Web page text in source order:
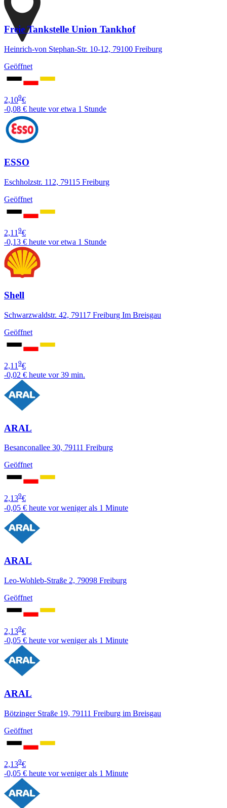
Freie Tankstelle Union Tankhof
Heinrich-von Stephan-Str. 10-12, 79100 Freiburg
Geöffnet
2,109€
-0,08 € heute vor etwa 1 Stunde
ESSO
Eschholzstr. 112, 79115 Freiburg
Geöffnet
2,11 9€
-0,13 € heute vor etwa 1 Stunde
Shell
Schwarzwaldstr. 42, 79117 Freiburg Im Breisgau
Geöffnet
2,11 9€
-0,02 € heute vor 39 min.
ARAL
Besanconallee 30, 79111 Freiburg
Geöffnet
2,139€
-0,05 € heute vor weniger als 1 Minute
ARAL
Leo-Wohleb-Straße 2, 79098 Freiburg
Geöffnet
2,139€
-0,05 € heute vor weniger als 1 Minute
ARAL
Bötzinger Straße 19, 79111 Freiburg im Breisgau
Geöffnet
2,139€
-0,05 € heute vor weniger als 1 Minute